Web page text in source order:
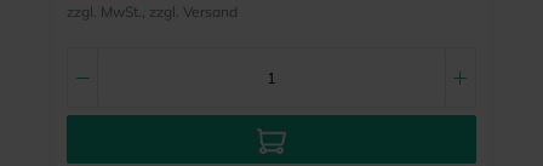
zzgl. MwSt., zzgl. Versand